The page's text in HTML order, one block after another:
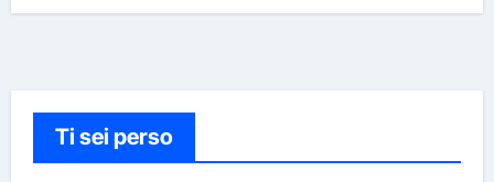
Ti sei perso